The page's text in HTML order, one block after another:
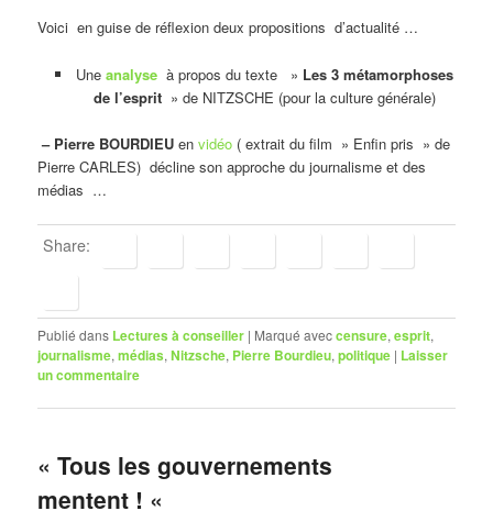
Voici en guise de réflexion deux propositions d’actualité …
Uneanalyseà propos du texte » Les 3 métamorphoses
de l’esprit» de NITZSCHE (pour la culture générale)
– Pierre BOURDIEU en vidéo ( extrait du film » Enfin pris » de
Pierre CARLES) décline son approche du journalisme et des
médias …
Share:
Publié dans Lectures à conseiller | Marqué aveccensure,esprit,
journalisme,médias,Nitzsche, Pierre Bourdieu,politique | Laisser
un commentaire
« Tous les gouvernements
mentent ! «